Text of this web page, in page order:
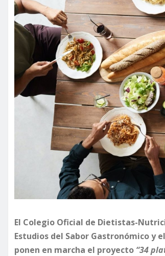
El Colegio Oficial de Dietistas-
Estudios del Sabor Gastronómico y
ponen en marcha el proyecto “34